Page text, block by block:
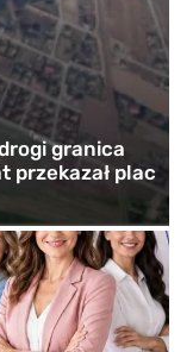
granica
przekazał plac